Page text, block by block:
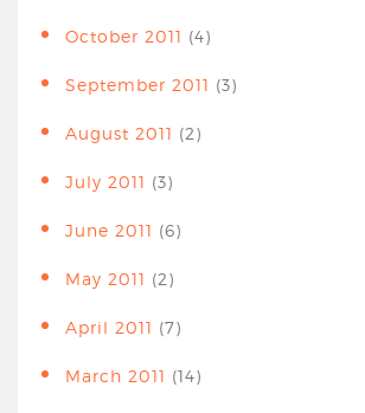
October 2011 (4)
September 2011 (3)
August 2011 (2)
July 2011 (3)
June 2011 (6)
May 2011 (2)
April 2011 (7)
March 2011 (14)